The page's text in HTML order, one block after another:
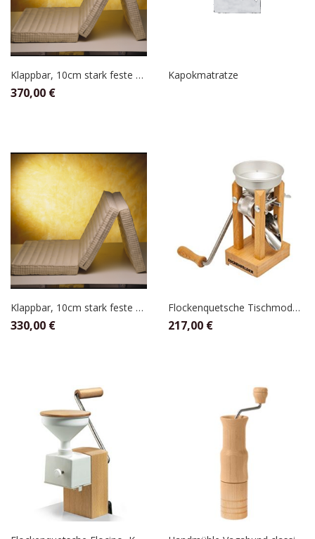
Klappbar, 10cm stark feste Befüllung 90 x 200
370,00 €
Kapokmatratze
Klappbar, 10cm stark feste Befüllung 90 x 190
330,00 €
Flockenquetsche Tischmodell mit Alutrichter , Eschenfelder
217,00 €